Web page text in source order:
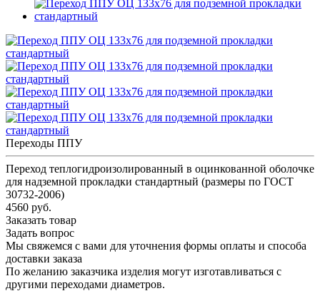
Переходы ППУ
Переход теплогидроизолированный в оцинкованной оболочке
для надземной прокладки стандартный (размеры по ГОСТ
30732-2006)
4560 руб.
Заказать товар
Задать вопрос
Мы свяжемся с вами для уточнения формы оплаты и способа
доставки заказа
По желанию заказчика изделия могут изготавливаться с
другими переходами диаметров.